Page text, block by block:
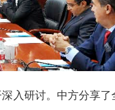
研讨。中方分享了